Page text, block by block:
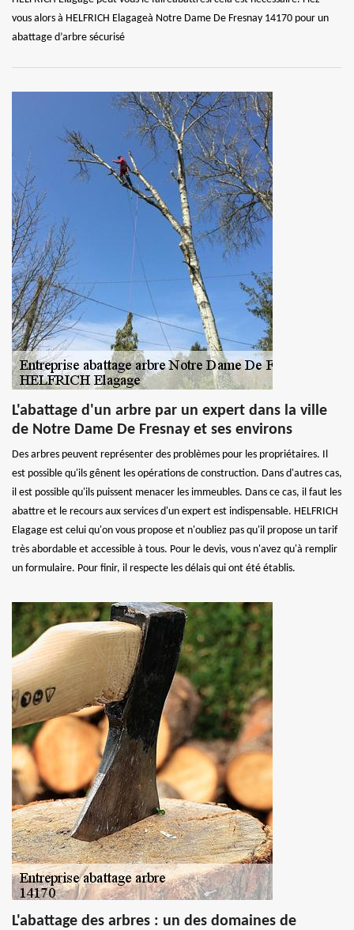
vous alors à HELFRICH Elagageà Notre Dame De Fresnay 14170 pour un
abattage d’arbre sécurisé
L'abattage d'un arbre par un expert dans la ville
de Notre Dame De Fresnay et ses environs
Des arbres peuvent représenter des problèmes pour les propriétaires. Il
est possible qu'ils gênent les opérations de construction. Dans d'autres cas,
il est possible qu'ils puissent menacer les immeubles. Dans ce cas, il faut les
abattre et le recours aux services d'un expert est indispensable. HELFRICH
Elagage est celui qu'on vous propose et n'oubliez pas qu'il propose un tarif
très abordable et accessible à tous. Pour le devis, vous n'avez qu'à remplir
un formulaire. Pour finir, il respecte les délais qui ont été établis.
L'abattage des arbres : un des domaines de